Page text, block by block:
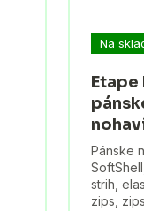
Na
Pánske
strih,
zips,